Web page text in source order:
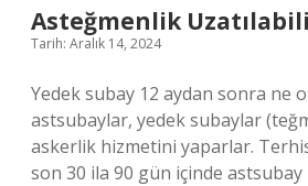
Asteğmenlik
Tarih: Aralık 14, 2024
Yedek subay 12 aydan sonra ne
astsubaylar, yedek subaylar
askerlik hizmetini yaparlar.
son 30 ila 90 gün içinde